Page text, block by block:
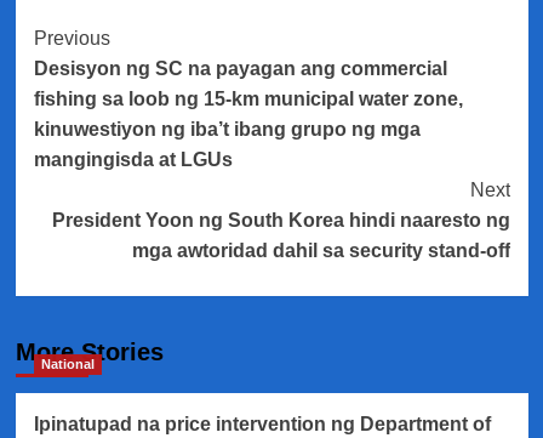
Post
Navigation
Previous
Desisyon ng SC na payagan ang commercial
fishing sa loob ng 15-km municipal water zone,
kinuwestiyon ng iba’t ibang grupo ng mga
mangingisda at LGUs
Next
President Yoon ng South Korea hindi naaresto ng
mga awtoridad dahil sa security stand-off
More Stories
National
Ipinatupad na price intervention ng Department of